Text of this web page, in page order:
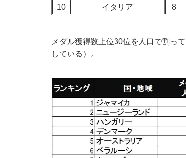
10
イタリア 8
メダル獲得数上位30位を人口で割っ
している）。